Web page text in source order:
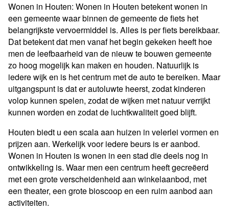
Wonen in Houten: Wonen in Houten betekent wonen in
een gemeente waar binnen de gemeente de fiets het
belangrijkste vervoermiddel is. Alles is per fiets bereikbaar.
Dat betekent dat men vanaf het begin gekeken heeft hoe
men de leefbaarheid van de nieuw te bouwen gemeente
zo hoog mogelijk kan maken en houden. Natuurlijk is
iedere wijk en is het centrum met de auto te bereiken. Maar
uitgangspunt is dat er autoluwte heerst, zodat kinderen
volop kunnen spelen, zodat de wijken met natuur verrijkt
kunnen worden en zodat de luchtkwaliteit goed blijft.
Houten biedt u een scala aan huizen in velerlei vormen en
prijzen aan. Werkelijk voor iedere beurs is er aanbod.
Wonen in Houten is wonen in een stad die deels nog in
ontwikkeling is. Waar men een centrum heeft gecreëerd
met een grote verscheidenheid aan winkelaanbod, met
een theater, een grote bioscoop en een ruim aanbod aan
activiteiten.